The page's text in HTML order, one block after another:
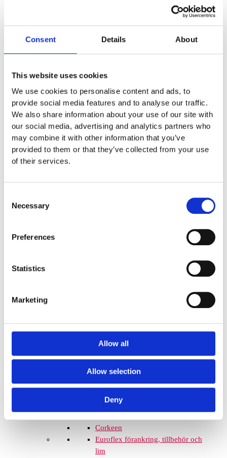
Consent Details About
This website uses cookies
We use cookies to personalise content and ads, to
provide social media features and to analyse our traffic.
We also share information about your use of our site with
our social media, advertising and analytics partners who
may combine it with other information that you’ve
provided to them or that they’ve collected from your use
of their services.
Selection
Necessary
Preferences
Statistics
Marketing
Allow all
Allow selection
Deny
mm - för fallhöjd 1,5 meter
Euroflex fallskyddsmatta 60
Euroflex fallskyddsmatta 70
mm - för fallhöjd 2,1 meter
Euroflex fallskyddsmatta 90
mm soft - för fallhöjd 3,0
meter
Nordic rubber safe tiles 40
mm – fallhöjd upp till 1,5 m
Nordic rubber safe tiles 55
mm – fallhöjd upp till 2,5 m
Euroflex kub / kub EPDM
Euroflex stepper/S & C-block
Euroflex gummistockar
Euroflex gräskantskydd
Euroflex stegblock
Euroflex kantprofil - olika
tjocklekar
Euroflex hörnprofil - olika
tjocklek
Platsgjuten gummiasfalt
Corkeen
Euroflex förankring, tillbehör och
lim